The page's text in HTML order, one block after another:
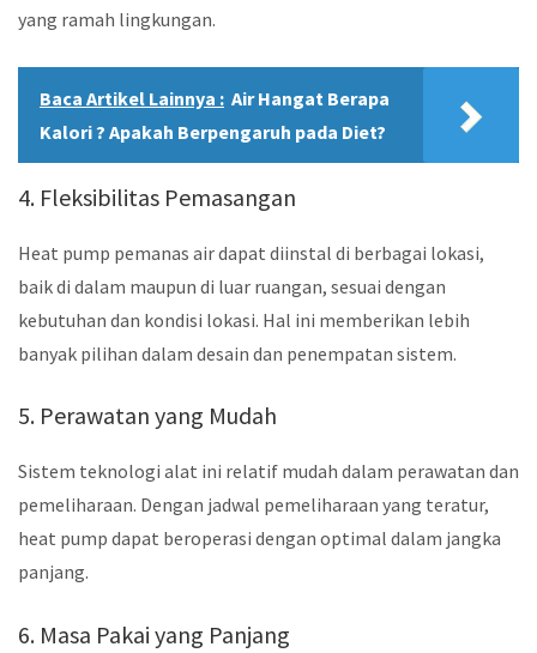
yang ramah lingkungan.
Baca Artikel Lainnya : Air Hangat Berapa
Kalori ? Apakah Berpengaruh pada Diet?
4. Fleksibilitas Pemasangan
Heat pump pemanas air dapat diinstal di berbagai lokasi,
baik di dalam maupun di luar ruangan, sesuai dengan
kebutuhan dan kondisi lokasi. Hal ini memberikan lebih
banyak pilihan dalam desain dan penempatan sistem.
5. Perawatan yang Mudah
Sistem teknologi alat ini relatif mudah dalam perawatan dan
pemeliharaan. Dengan jadwal pemeliharaan yang teratur,
heat pump dapat beroperasi dengan optimal dalam jangka
panjang.
6. Masa Pakai yang Panjang